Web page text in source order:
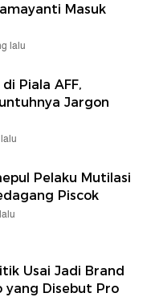
Masuk
lalu
Piala AFF,
Jargon
Pelaku Mutilasi
Piscok
Usai Jadi Brand
yang Disebut Pro